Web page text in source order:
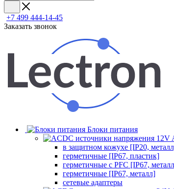
+7 499 444-14-45
Заказать звонок
Блоки питания
в защитном кожухе [IP20,
герметичные [IP67, пластик]
герметичные с PFC [IP67,
герметичные [IP67, металл]
сетевые адаптеры